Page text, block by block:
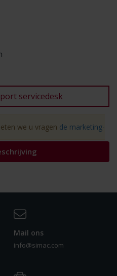
servicedesk
we u vragen de marketing-
Mail ons
info@simac.com